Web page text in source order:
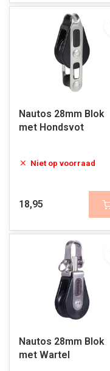
Nautos 28mm Blok
met Hondsvot
Niet op voorraad
18,95
Nautos 28mm Blok
met Wartel